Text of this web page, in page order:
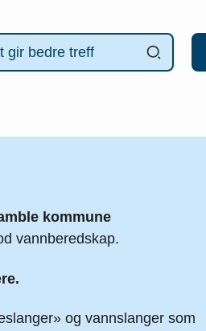
kommune
vannberedskap.
og vannslanger som